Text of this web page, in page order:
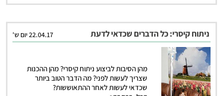
ניתוח קיסרי: כל הדברים שכדאי לדעת 22.04.17 יום ש'
מהן הסיבות לביצוע ניתוח קיסרי? מהן ההכנות
שצריך לעשות לפני? מה הדבר הטוב ביותר
שכדאי לעשות לאחר ההתאוששות?